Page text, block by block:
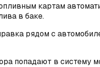
картам
в баке.
рядом с
попадают в систему